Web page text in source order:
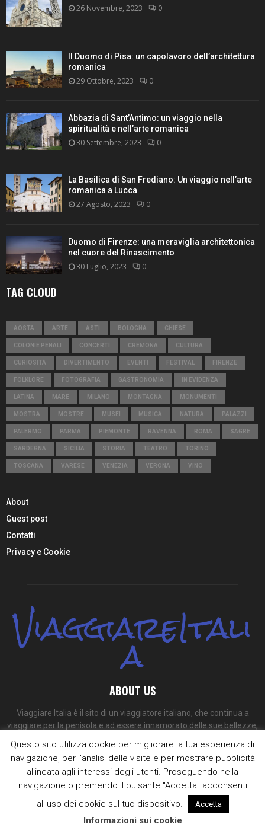
26 Novembre, 2023 0
Il Duomo di Pisa: un capolavoro dell’architettura
romanica
29 Ottobre, 2023 0
Abbazia di Sant’Antimo: un viaggio nella
spiritualità e nell’arte romanica
30 Settembre, 2023 0
La Basilica di San Frediano: Un viaggio nell’arte
romanica a Lucca
27 Agosto, 2023 0
Duomo di Firenze: una meraviglia architettonica
nel cuore del Rinascimento
30 Luglio, 2023 0
TAG CLOUD
AOSTA ARTE ASTI BOLOGNA CHIESE
COLONIE PENALI CONCERTI CREMONA CULTURA
CURIOSITÀ DIVERTIMENTO EVENTI FESTIVAL FIRENZE
FOLKLORE FOTOGRAFIA GASTRONOMIA IN EVIDENZA
LATINA MARE MILANO MONTAGNA MONUMENTI
MOSTRA MOSTRE MUSEI MUSICA NATURA PALAZZI
PALERMO PARMA PIEMONTE RAVENNA ROMA SAGRE
SARDEGNA SICILIA STORIA TEATRO TORINO
TOSCANA VARESE VENEZIA VERONA VINO
About
Guest post
Contatti
Privacy e Cookie
ViaggiareItali
a
ABOUT US
Viaggiare Italia è il sito di un viaggiatore italiano, che continua a
viaggiare per la penisola e ad essere innamorato delle sue bellezze,
Contact us:redazione@viaggiare-italia.com
@2009 - 2025 - viaggiare-italia.com. Designed and Developed by
Questo sito utilizza cookie per migliorare la tua esperienza di
navigazione, per l'analisi delle visite e per mostrare pubblicità
allineata agli interessi degli utenti. Proseguendo nella
navigazione o premendo il pulsante "Accetta" acconsenti
all'uso dei cookie sul tuo dispositivo.
Accetta
Informazioni sui cookie